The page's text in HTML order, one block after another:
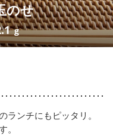
のせ
g
ランチにもピッタリ。
。